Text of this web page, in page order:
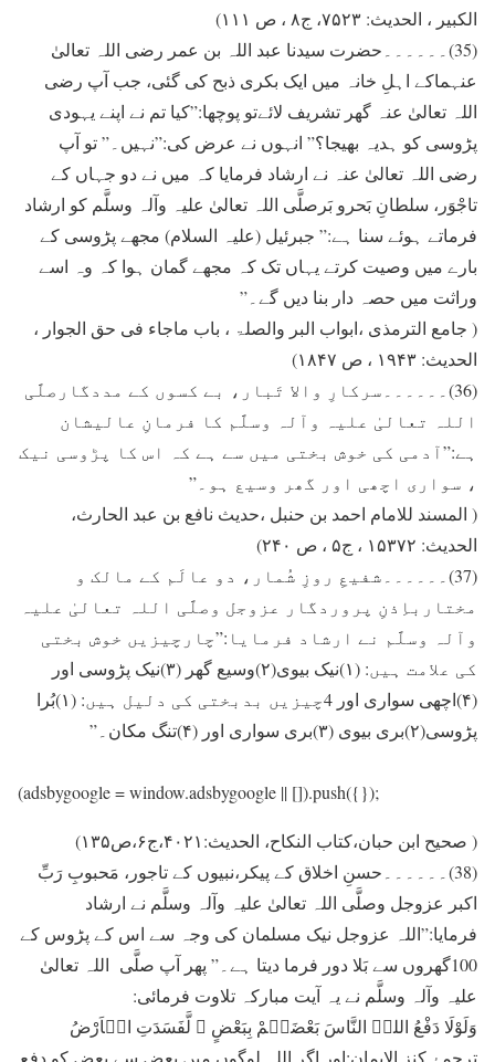
الکبیر ، الحدیث: ۷۵۲۳، ج۸ ، ص ۱۱۱)
(35)۔۔۔۔۔۔حضرت سيدنا عبد اللہ بن عمر رضی اللہ تعالیٰ
عنہماکے اہلِ خانہ ميں ايک بکری ذبح کی گئی، جب آپ رضی
اللہ تعالیٰ عنہ گھر تشريف لائےتو پوچھا:”کيا تم نے اپنے يہودی
پڑوسی کو ہديہ بھيجا؟” انہوں نے عرض کی:”نہيں۔” تو آپ
رضی اللہ تعالیٰ عنہ نے ارشاد فرمایا کہ ميں نے دو جہاں کے
تاجْوَر، سلطانِ بَحرو بَرصلَّی اللہ تعالیٰ علیہ وآلہ وسلَّم کو ارشاد
فرماتے ہوئے سنا ہے:” جبرئيل (علیہ السلام) مجھے پڑوسی کے
بارے ميں وصيت کرتے يہاں تک کہ مجھے گمان ہوا کہ وہ اسے
وراثت ميں حصہ دار بنا ديں گے۔”
( جامع الترمذی ،ابواب البر والصلۃ ، باب ماجاء فی حق الجوار ،
الحدیث: ۱۹۴۳ ، ص ۱۸۴۷)
(36)۔۔۔۔۔۔سرکارِ والا تَبار، بے کسوں کے مددگارصلَّی
اللہ تعالیٰ علیہ وآلہ وسلَّم کا فرمانِ عالیشان
ہے:”آدمی کی خوش بختی ميں سے ہے کہ اس کا پڑوسی نيک
، سواری اچھی اور گھر وسيع ہو۔”
( المسند للامام احمد بن حنبل ،حدیث نافع بن عبد الحارث،
الحدیث: ۱۵۳۷۲ ، ج۵ ، ص ۲۴۰)
(37)۔۔۔۔۔۔شفیعِ روزِ شُمار، دو عالَم کے مالک و
مختارباِذنِ پروردگار عزوجل وصلَّی اللہ تعالیٰ علیہ
وآلہ وسلَّم نے ارشاد فرمایا:”چارچيزيں خوش بختی
کی علامت ہيں: (۱)نيک بيوی(۲)وسيع گھر (۳)نیک پڑوسی اور
(۴)اچھی سواری اور 4چيزيں بدبختی کی دلیل ہيں: (۱)بُرا
پڑوسی(۲)بری بيوی (۳)بری سواری اور (۴)تنگ مکان۔”
(adsbygoogle = window.adsbygoogle || []).push({});
( صحیح ابن حبان،کتاب النکاح، الحدیث:۴۰۲۱،ج۶،ص۱۳۵)
(38)۔۔۔۔۔۔حسنِ اخلاق کے پیکر،نبیوں کے تاجور، مَحبوبِ رَبِّ
اکبر عزوجل وصلَّی اللہ تعالیٰ علیہ وآلہ وسلَّم نے ارشاد
فرمایا:”اللہ عزوجل نيک مسلمان کی وجہ سے اس کے پڑوس کے
100گھروں سے بَلا دور فرما ديتا ہے۔” پھر آپ صلَّی اللہ تعالیٰ
علیہ وآلہ وسلَّم نے يہ آيت مبارکہ تلاوت فرمائی:
وَلَوْلَا دَفْعُ اللہِ النَّاسَ بَعْضَہُمْ بِبَعْضٍ ۙ لَّفَسَدَتِ الۡاَرْضُ
ترجمۂ کنز الايمان:اور اگر اللہ لوگوں میں بعض سے بعض کو دفع